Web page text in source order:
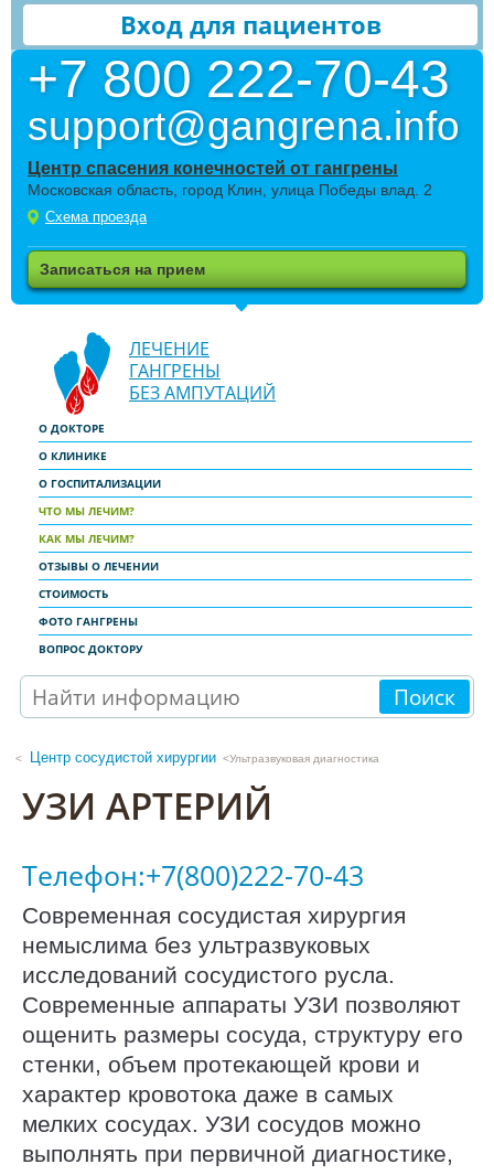
Вход для пациентов
+7 800 222-70-43
support@gangrena.info
Центр спасения конечностей от гангрены
Московская область, город Клин, улица Победы влад. 2
Схема проезда
Записаться на прием
ЛЕЧЕНИЕ
ГАНГРЕНЫ
БЕЗ АМПУТАЦИЙ
О ДОКТОРЕ
О КЛИНИКЕ
О ГОСПИТАЛИЗАЦИИ
ЧТО МЫ ЛЕЧИМ?
КАК МЫ ЛЕЧИМ?
ОТЗЫВЫ О ЛЕЧЕНИИ
СТОИМОСТЬ
ФОТО ГАНГРЕНЫ
ВОПРОС ДОКТОРУ
Поиск
Центр сосудистой хирургии <Ультразвуковая диагностика
УЗИ АРТЕРИЙ
Телефон:+7(800)222-70-43
Современная сосудистая хирургия
немыслима без ультразвуковых
исследований сосудистого русла.
Современные аппараты УЗИ позволяют
ощенить размеры сосуда, структуру его
стенки, объем протекающей крови и
характер кровотока даже в самых
мелких сосудах. УЗИ сосудов можно
выполнять при первичной диагностике,